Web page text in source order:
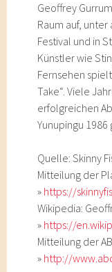
Geoffrey
Raum auf,
Festival und in
Künstler wie
Fernsehen
Take“. Viele
erfolgreichen
Yunupingu
Quelle: Skinny
Mitteilung der
» https://
Wikipedia:
» https://
Mitteilung der
» http://